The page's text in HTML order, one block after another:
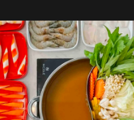
นใจใหม่ ๆ กิจกรรมภายในงาน
มีนาคม 2566บอร์ดเกมส์ การ์ดเ
สเพลย์,คัฟเวอร์แดนซ์ แอร์ซอร์ฟ
นิยาย อาร์เขตโซน . ตั้งแต่วันที่
และ The Hub Rangsit.
ติมได้ที่Line@ : @zeerrangsit
zeerrangsit